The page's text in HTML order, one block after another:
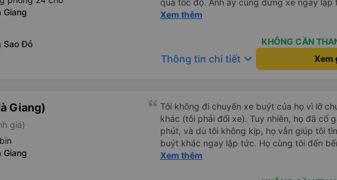
trên xe.
Giang
Sao Đỏ
quá tốc độ. Anh ấy cũng dừng xe ngay lập
vệ sinh. Suốt cả chuyến đi, chúng tôi cảm
dụng dịch vụ của công ty này.
Xem thêm
KHÔNG CẦN
Thông tin chi tiết keyboard_arrow_down Xem
Giang)
giá)
Giang
Tôi không đi chuyến xe buýt của họ vì lỡ
khác (tôi phải đổi xe). Tuy nhiên, họ đã cố
phút, và dù tôi không kịp, họ vẫn giúp tôi
buýt khác ngay lập tức. Họ cùng tôi đến
tôi tuyến xe. Rất chuyên nghiệp.
Xem thêm